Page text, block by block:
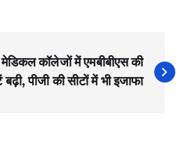
कॉलेजों में एमबीबीएस की
बढ़ी, पीजी की सीटों में भी इजाफा